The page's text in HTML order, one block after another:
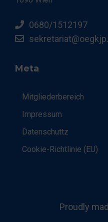
0680/1512197
Meta
Mitgliederbereich
Impressum
Datenschuttz
Cookie-Richtlinie (EU)
Proudly